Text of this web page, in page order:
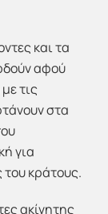
και τα
αφού
τις
στα
για
του κράτους.
ακίνητης